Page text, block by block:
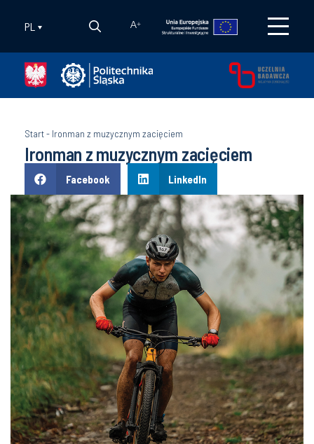
PL A+
Start- Ironman z muzycznym zacięciem
Ironman z muzycznym zacięciem
Facebook LinkedIn